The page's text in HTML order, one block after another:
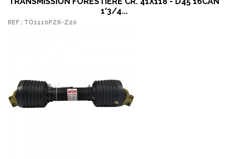
1'3/4...
REF : TO1110PZ6-Z20